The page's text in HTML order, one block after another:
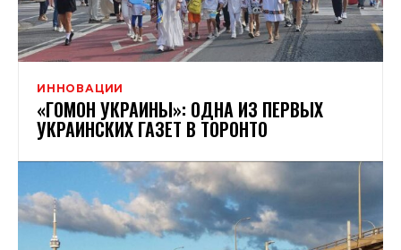
ИННОВАЦИИ
«ГОМОН УКРАИНЫ»: ОДНА ИЗ ПЕРВЫХ
УКРАИНСКИХ ГАЗЕТ В ТОРОНТО